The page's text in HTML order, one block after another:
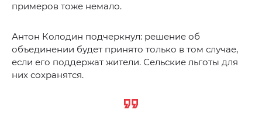
примеров тоже немало.
Антон Колодин подчеркнул: решение об
объединении будет принято только в том случае,
если его поддержат жители. Сельские льготы для
них сохранятся.